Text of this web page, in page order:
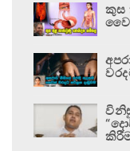
කුස